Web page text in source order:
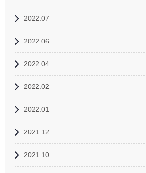
2022.07
2022.06
2022.04
2022.02
2022.01
2021.12
2021.10